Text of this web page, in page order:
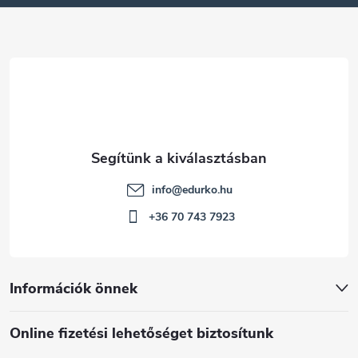
é
Információk önnek
Online fizetési lehetőséget biztosítunk
info@edurko.hu
+36 70 743 7923